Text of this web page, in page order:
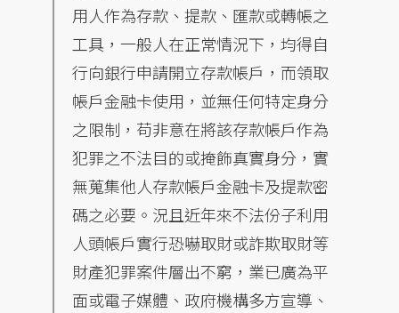
用人作為存款、提款、匯款或轉帳之
工具，一般人在正常情況下，均得自
行向銀行申請開立存款帳戶，而領取
帳戶金融卡使用，並無任何特定身分
之限制，苟非意在將該存款帳戶作為
犯罪之不法目的或掩飾真實身分，實
無蒐集他人存款帳戶金融卡及提款密
碼之必要。況且近年來不法份子利用
人頭帳戶實行恐嚇取財或詐欺取財等
財產犯罪案件層出不窮，業已廣為平
面或電子媒體、政府機構多方宣導、